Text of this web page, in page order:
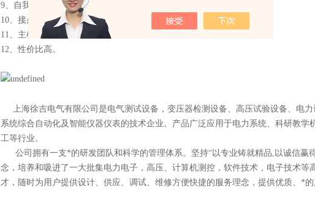
9、自我保护；
10、接点丰富；
11、主机一体化单机箱结构；
12、性价比高。
上海徐吉电气有限公司 是电气测试设备 ， 变压器检测设备、 高压试验设备、 电
系统综合自动化及智能仪器仪表的技术企业。产品广泛应用于电力系统、科研教学
工等行业。
公司拥有一支*的研发团队和科学的管理体系。坚持“以专业铸就精品,以诚信赢
念，培养和吸进了一大批集电力电子，高压、计算机测控，软件技术，电子技术等
才，随时为用户提供设计、供应、调试、维修方便快捷的服务理念，提供优质、*